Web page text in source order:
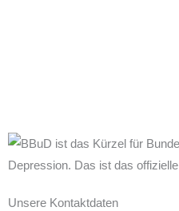
Unsere Kontaktdaten